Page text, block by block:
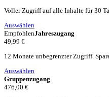
Voller Zugriff auf alle Inhalte für 30
Auswählen
EmpfohlenJahreszugang
49,99 €
12 Monate unbegrenzter Zugriff.
Auswählen
Gruppenzugang
476,00 €